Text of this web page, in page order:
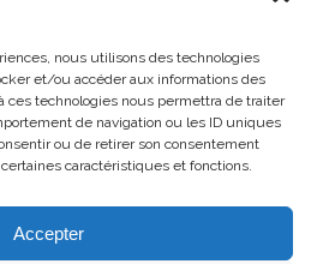
nous utilisons des technologies
et/ou accéder aux informations des
ces technologies nous permettra de traiter
de navigation ou les ID uniques
ou de retirer son consentement
caractéristiques et fonctions.
Accepter
SOLDE MILITAIRE